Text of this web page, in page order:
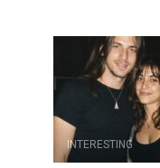
INTERESTING